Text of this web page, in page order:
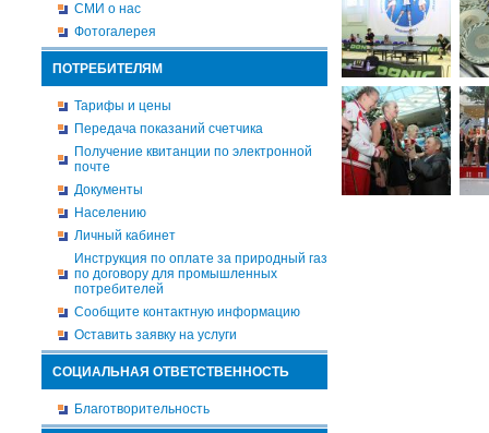
СМИ о нас
Фотогалерея
ПОТРЕБИТЕЛЯМ
Тарифы и цены
Передача показаний счетчика
Получение квитанции по электронной
почте
Документы
Населению
Личный кабинет
Инструкция по оплате за природный газ
по договору для промышленных
потребителей
Сообщите контактную информацию
Оставить заявку на услуги
СОЦИАЛЬНАЯ ОТВЕТСТВЕННОСТЬ
Благотворительность